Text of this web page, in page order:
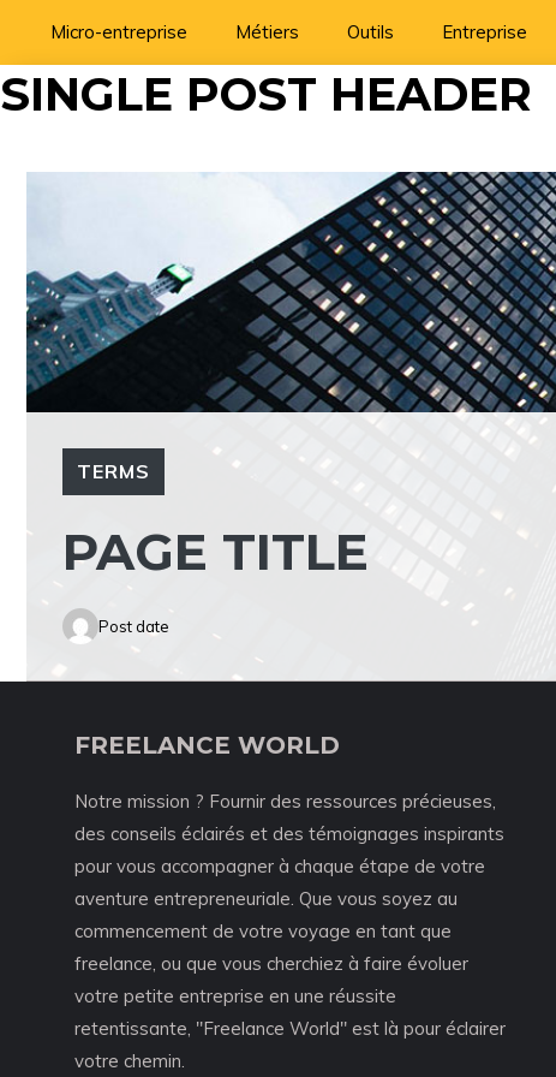
contenu
Micro-entreprise Métiers Outils Entreprise
SINGLE POST HEADER
TERMS
PAGE TITLE
Post date
FREELANCE WORLD
Notre mission ? Fournir des ressources précieuses,
des conseils éclairés et des témoignages inspirants
pour vous accompagner à chaque étape de votre
aventure entrepreneuriale. Que vous soyez au
commencement de votre voyage en tant que
freelance, ou que vous cherchiez à faire évoluer
votre petite entreprise en une réussite
retentissante, "Freelance World" est là pour éclairer
votre chemin.